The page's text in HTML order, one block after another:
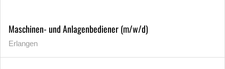
Maschinen- und Anlagenbediener (m/w/d)
Erlangen